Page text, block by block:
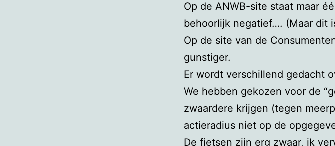
Op de ANWB-site staat maar
behoorlijk negatief…. (Maar dit
Op de site van de
gunstiger.
Er wordt verschillend gedacht
We hebben gekozen voor de
zwaardere krijgen (tegen
actieradius niet op de
De fietsen zijn erg zwaar, ik